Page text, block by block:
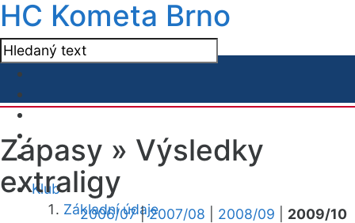
HC Kometa Brno
Klub
Základní údaje
Zápasy » Výsledky
extraligy
2006/07|2007/08 2008/09
2009/10